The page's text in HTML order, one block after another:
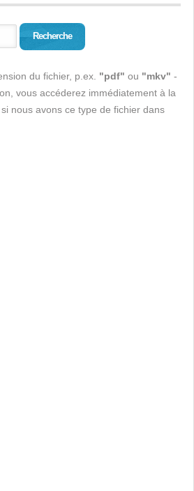
Recherche
du fichier, p.ex. "pdf" ou "mkv" -
vous accéderez immédiatement à la
nous avons ce type de fichier dans